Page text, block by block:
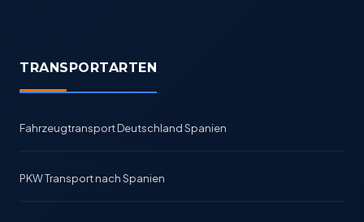
TRANSPORTARTEN
Fahrzeugtransport Deutschland Spanien
PKW Transport nach Spanien